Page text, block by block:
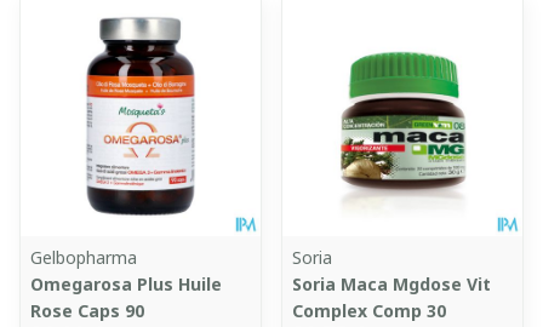
Gelbopharma
Omegarosa Plus Huile
Rose Caps 90
Soria
Soria Maca Mgdose Vit
Complex Comp 30